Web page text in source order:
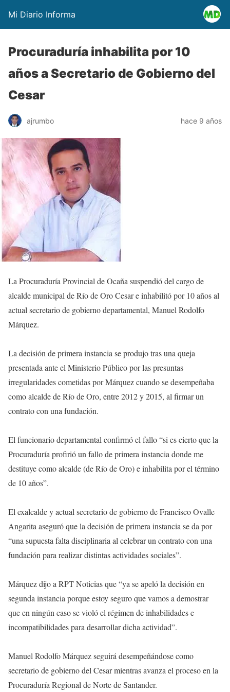
Mi Diario Informa
Procuraduría inhabilita por 10
años a Secretario de Gobierno del
Cesar
ajrumbo hace 9 años
La Procuraduría Provincial de Ocaña suspendió del cargo de
alcalde municipal de Río de Oro Cesar e inhabilitó por 10 años al
actual secretario de gobierno departamental, Manuel Rodolfo
Márquez.
La decisión de primera instancia se produjo tras una queja
presentada ante el Ministerio Público por las presuntas
irregularidades cometidas por Márquez cuando se desempeñaba
como alcalde de Río de Oro, entre 2012 y 2015, al firmar un
contrato con una fundación.
El funcionario departamental confirmó el fallo “si es cierto que la
Procuraduría profirió un fallo de primera instancia donde me
destituye como alcalde (de Río de Oro) e inhabilita por el término
de 10 años”.
El exalcalde y actual secretario de gobierno de Francisco Ovalle
Angarita aseguró que la decisión de primera instancia se da por
“una supuesta falta disciplinaria al celebrar un contrato con una
fundación para realizar distintas actividades sociales”.
Márquez dijo a RPT Noticias que “ya se apeló la decisión en
segunda instancia porque estoy seguro que vamos a demostrar
que en ningún caso se violó el régimen de inhabilidades e
incompatibilidades para desarrollar dicha actividad”.
Manuel Rodolfo Márquez seguirá desempeñándose como
secretario de gobierno del Cesar mientras avanza el proceso en la
Procuraduría Regional de Norte de Santander.